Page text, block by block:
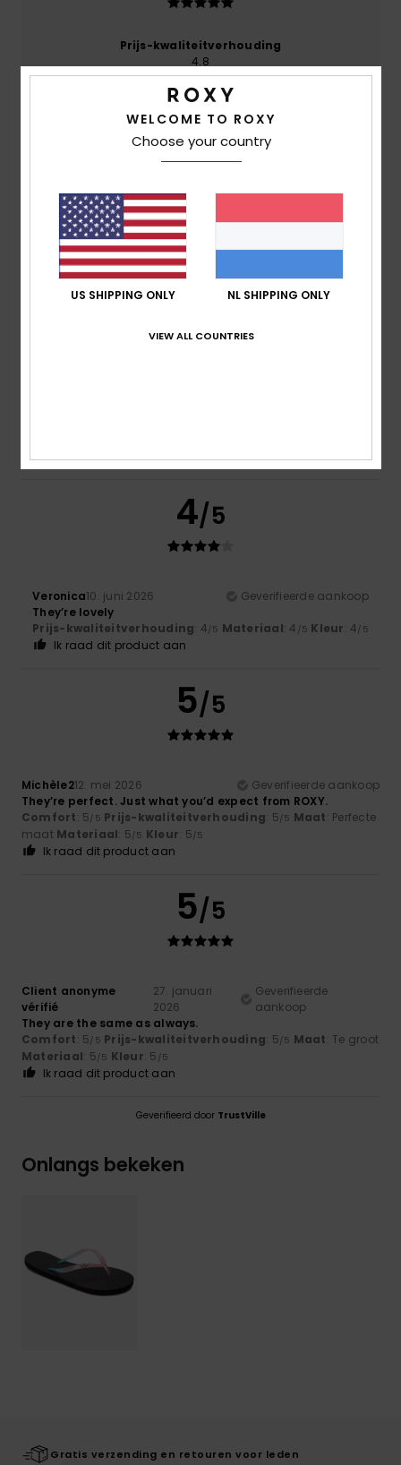
Prijs-kwaliteitverhouding
4.8
Maat
Te groot
Materiaal
Kleur
5
Ik raad dit product aan
4/5
Veronica10. juni 2026
Geverifieerde aankoop
They’re lovely
Prijs-kwaliteitverhouding: 4/5 Materiaal: 4 /5 Kleur: 4/5
Ik raad dit product aan
5/5
Michèle212. mei 2026
Geverifieerde aankoop
They’re perfect. Just what you’d expect from ROXY.
Comfort: 5/5 Prijs-kwaliteitverhouding: 5/5 Maat: Perfecte
maat Materiaal: 5/5 Kleur: 5/5
Ik raad dit product aan
5/5
Client anonyme
vérifié
27. januari
2026
Geverifieerde
aankoop
They are the same as always.
Comfort: 5/5 Prijs-kwaliteitverhouding: 5/5 Maat: Te groot
Materiaal: 5/5 Kleur: 5 /5
Ik raad dit product aan
Geverifieerd door TrustVille
Onlangs bekeken
Gratis verzending en retouren voor leden
WELCOME TO ROXY
Choose your country
US SHIPPING ONLY NL SHIPPING ONLY
VIEW ALL COUNTRIES